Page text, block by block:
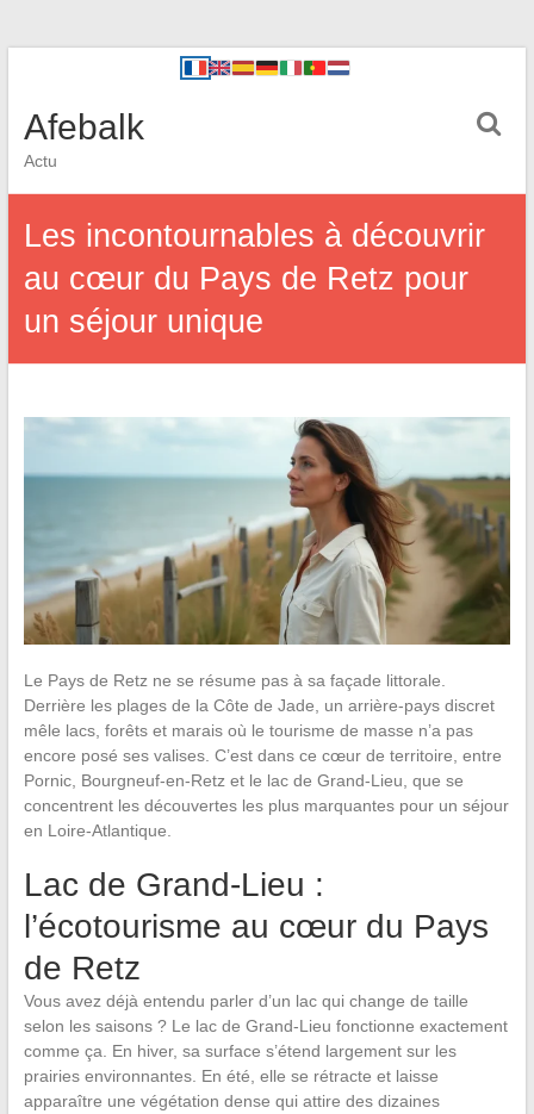
Afebalk
Actu
Les incontournables à découvrir
au cœur du Pays de Retz pour
un séjour unique
Le Pays de Retz ne se résume pas à sa façade littorale.
Derrière les plages de la Côte de Jade, un arrière-pays discret
mêle lacs, forêts et marais où le tourisme de masse n’a pas
encore posé ses valises. C’est dans ce cœur de territoire, entre
Pornic, Bourgneuf-en-Retz et le lac de Grand-Lieu, que se
concentrent les découvertes les plus marquantes pour un séjour
en Loire-Atlantique.
Lac de Grand-Lieu :
l’écotourisme au cœur du Pays
de Retz
Vous avez déjà entendu parler d’un lac qui change de taille
selon les saisons ? Le lac de Grand-Lieu fonctionne exactement
comme ça. En hiver, sa surface s’étend largement sur les
prairies environnantes. En été, elle se rétracte et laisse
apparaître une végétation dense qui attire des dizaines